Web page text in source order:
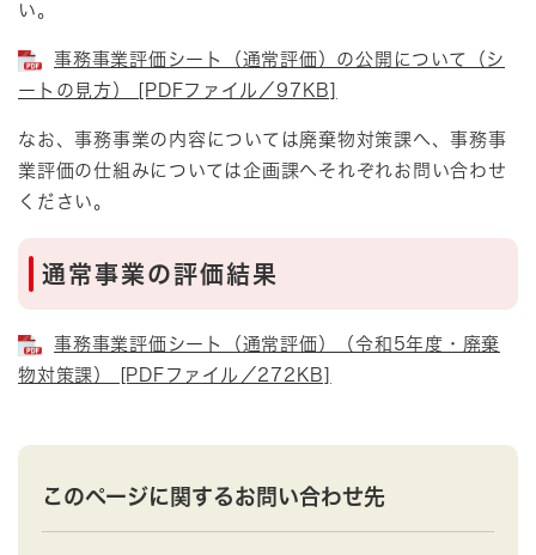
い。
事務事業評価シート（通常評価）の公開について（シ
ートの見方） [PDFファイル／97KB]
なお、事務事業の内容については廃棄物対策課へ、事務事
業評価の仕組みについては企画課へそれぞれお問い合わせ
ください。
通常事業の評価結果
事務事業評価シート（通常評価）（令和5年度・廃棄
物対策課） [PDFファイル／272KB]
このページに関するお問い合わせ先